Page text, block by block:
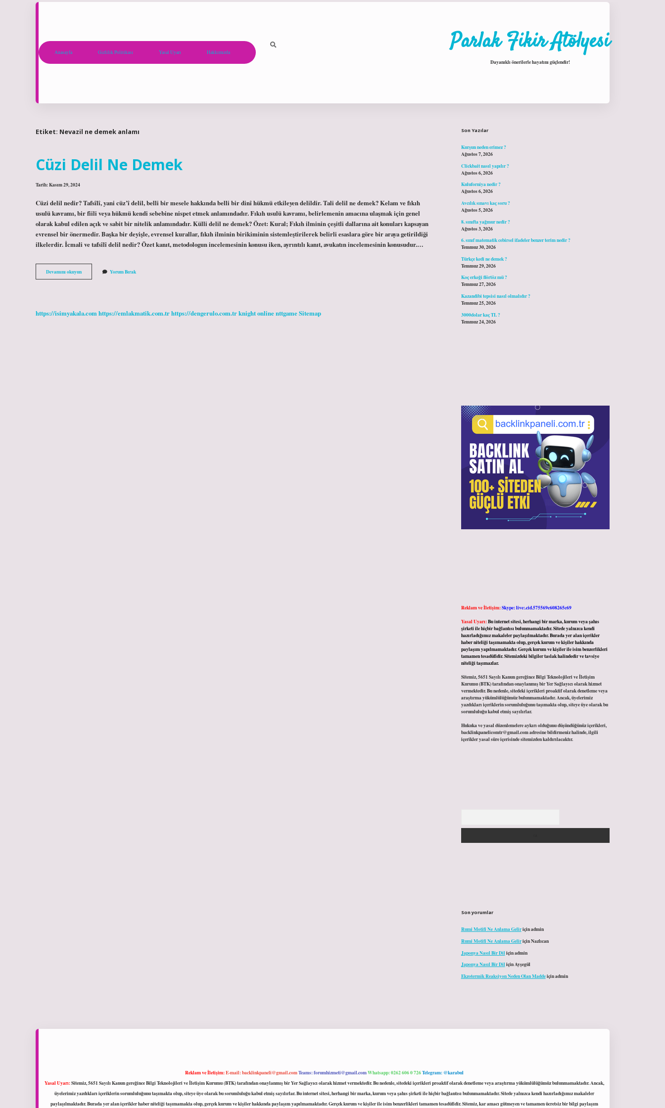
Anasayfa Gizlilik Politikası Yasal Uyarı Hakkımızda Parlak Fikir Atölyesi
Dayanıklı önerilerle hayatını güçlendir!
Etiket: Nevazil ne demek anlamı
Cüzi Delil Ne Demek
Tarih: Kasım 29, 2024
Cüzi delil nedir? Tafsîlî, yani cüz’î delil, belli bir mesele hakkında belli bir dinî hükmü etkileyen delildir. Tali delil ne demek? Kelam ve fıkıh
usulü kavramı, bir fiili veya hükmü kendi sebebine nispet etmek anlamındadır. Fıkıh usulü kavramı, belirlemenin amacına ulaşmak için genel
olarak kabul edilen açık ve sabit bir nitelik anlamındadır. Külli delil ne demek? Özet: Kural; Fıkıh ilminin çeşitli dallarına ait konuları kapsayan
evrensel bir önermedir. Başka bir deyişle, evrensel kurallar, fıkıh ilminin birikiminin sistemleştirilerek belirli esaslara göre bir araya getirildiği
ilkelerdir. İcmali ve tafsîlî delil nedir? Özet kanıt, metodologun incelemesinin konusu iken, ayrıntılı kanıt, avukatın incelemesinin konusudur.…
Devamını okuyunCüzi
Delil
Yorum Bırak
https://isimyakala.comhttps://emlakmatik.com.trhttps://dengerulo.com.trknight onlinenttgameSitemap
Son Yazılar
Kurşun neden erimez ?
Ağustos 7, 2026
Clickbait nasıl yapılır ?
Ağustos 6, 2026
Kuluforniya nedir ?
Ağustos 6, 2026
Avcılık sınavı kaç soru ?
Ağustos 5, 2026
8. sınıfta yağmur nedir ?
Ağustos 3, 2026
6. sınıf matematik cebirsel ifadeler benzer terim nedir ?
Temmuz 30, 2026
Türkçe kedi ne demek ?
Temmuz 29, 2026
Koç erkeği flörtöz mü ?
Temmuz 27, 2026
Kazandibi tepsisi nasıl olmalıdır ?
Temmuz 25, 2026
3000dolar kaç TL ?
Temmuz 24, 2026
Reklam ve İletişim:Skype: live:.cid.575569c608265c69
Yasal Uyarı:Bu internet sitesi, herhangi bir marka, kurum veya şahıs
şirketi ile hiçbir bağlantısı bulunmamaktadır. Sitede yalnızca kendi
hazırladığımız makaleler paylaşılmaktadır. Burada yer alan içerikler
haber niteliği taşımamakta olup, gerçek kurum ve kişiler hakkında
paylaşım yapılmamaktadır. Gerçek kurum ve kişiler ile isim benzerlikleri
tamamen tesadüfidir. Sitemizdeki bilgiler taslak halindedir ve tavsiye
niteliği taşımazlar.
Sitemiz, 5651 Sayılı Kanun gereğince Bilgi Teknolojileri ve İletişim
Kurumu (BTK) tarafından onaylanmış bir Yer Sağlayıcı olarak hizmet
vermektedir. Bu nedenle, sitedeki içerikleri proaktif olarak denetleme veya
araştırma yükümlülüğümüz bulunmamaktadır. Ancak, üyelerimiz
yazdıkları içeriklerin sorumluluğunu taşımakta olup, siteye üye olarak bu
sorumluluğu kabul etmiş sayılırlar.
Hukuka ve yasal düzenlemelere aykırı olduğunu düşündüğünüz içerikleri,
backlinkpanelicomtr@gmail.comadresine bildirmeniz halinde, ilgili
içerikler yasal süre içerisinde sitemizden kaldırılacaktır.
Son yorumlar
Rumi Motifi Ne Anlama Geliriçinadmin
Rumi Motifi Ne Anlama GeliriçinNazlıcan
Japonya Nasıl Bir Dil içinadmin
Japonya Nasıl Bir DiliçinAyşegül
Ekzotermik Reaksiyon Neden Olan Maddeiçinadmin
Reklam ve İletişim:E-mail:backlinkpaneli@gmail.comTeams:forumhizmeti@gmail.comWhatsapp: 0262 606 0 726Telegram: @karabul
Yasal Uyarı:Sitemiz, 5651 Sayılı Kanun gereğince Bilgi Teknolojileri ve İletişim Kurumu (BTK) tarafından onaylanmış bir Yer Sağlayıcı olarak hizmet vermektedir. Bu nedenle, sitedeki içerikleri proaktif olarak denetleme veya araştırma yükümlülüğümüz bulunmamaktadır. Ancak,
üyelerimiz yazdıkları içeriklerin sorumluluğunu taşımakta olup, siteye üye olarak bu sorumluluğu kabul etmiş sayılırlar. Bu internet sitesi, herhangi bir marka, kurum veya şahıs şirketi ile hiçbir bağlantısı bulunmamaktadır. Sitede yalnızca kendi hazırladığımız makaleler
paylaşılmaktadır. Burada yer alan içerikler haber niteliği taşımamakta olup, gerçek kurum ve kişiler hakkında paylaşım yapılmamaktadır. Gerçek kurum ve kişiler ile isim benzerlikleri tamamen tesadüfidir. Sitemiz, kar amacı gütmeyen ve tamamen ücretsiz bir bilgi paylaşım